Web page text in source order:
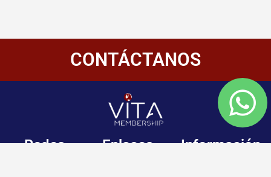
CONTÁCTANOS
Redes
Enlaces
Información